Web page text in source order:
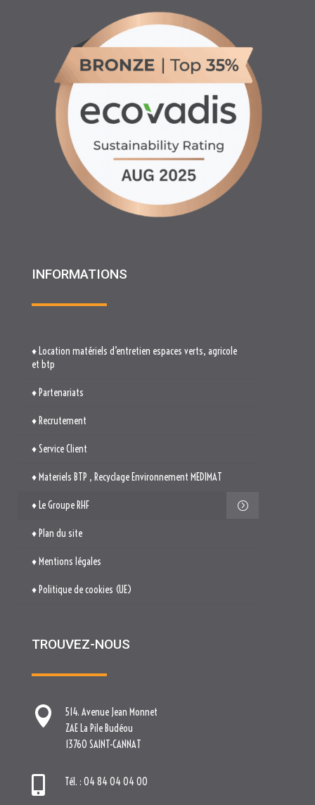
INFORMATIONS
♦ Partenariats
♦ Recrutement
♦ Materiels BTP , Recyclage Environnement MEDIMAT
♦ Le Groupe RHF
♦ Plan du site
♦ Mentions légales
♦ Politique de cookies (UE)
TROUVEZ-NOUS

514. Avenue Jean Monnet

 contact[at]nova-groupe.fr